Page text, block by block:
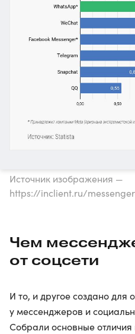
Источник изображения —
https://inclient.ru/
Чем
от соцсети
И то, и другое создано для
у мессенджеров и
Собрали основные отличия